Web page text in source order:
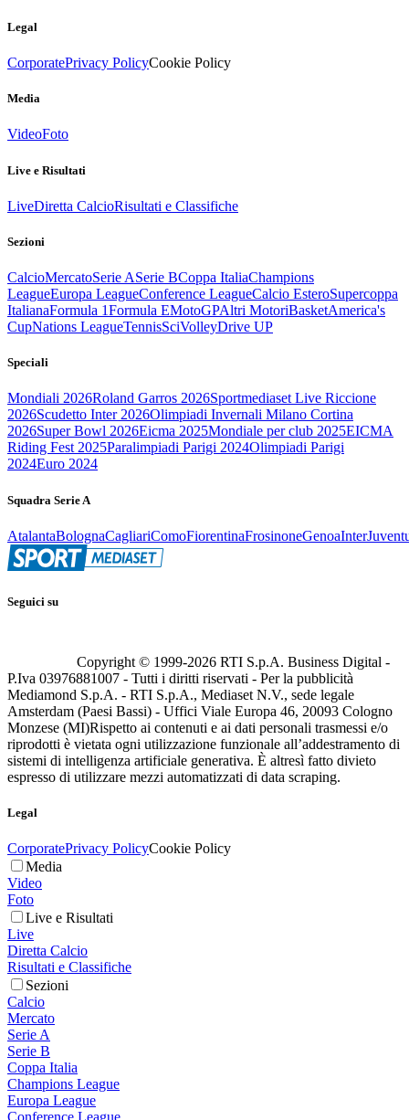
Legal
CorporatePrivacy PolicyCookie Policy
Media
VideoFoto
Live e Risultati
LiveDiretta CalcioRisultati e Classifiche
Sezioni
CalcioMercatoSerie ASerie BCoppa ItaliaChampions
LeagueEuropa LeagueConference LeagueCalcio EsteroSupercoppa
ItalianaFormula 1Formula EMotoGPAltri MotoriBasketAmerica's
CupNations LeagueTennisSciVolleyDrive UP
Speciali
Mondiali 2026Roland Garros 2026Sportmediaset Live Riccione
2026Scudetto Inter 2026Olimpiadi Invernali Milano Cortina
2026Super Bowl 2026Eicma 2025Mondiale per club 2025EICMA
Riding Fest 2025Paralimpiadi Parigi 2024Olimpiadi Parigi
2024Euro 2024
Squadra Serie A
AtalantaBolognaCagliariComoFiorentinaFrosinoneGenoaInter
Seguici su
Copyright © 1999-2026 RTI S.p.A. Business Digital -
P.Iva 03976881007 - Tutti i diritti riservati - Per la pubblicità
Mediamond S.p.A. - RTI S.p.A., Mediaset N.V., sede legale
Amsterdam (Paesi Bassi) - Uffici Viale Europa 46, 20093 Cologno
Monzese (MI)Rispetto ai contenuti e ai dati personali trasmessi e/o
riprodotti è vietata ogni utilizzazione funzionale all’addestramento di
sistemi di intelligenza artificiale generativa. È altresì fatto divieto
espresso di utilizzare mezzi automatizzati di data scraping.
Legal
CorporatePrivacy PolicyCookie Policy
Media
Video
Foto
Live e Risultati
Live
Diretta Calcio
Risultati e Classifiche
Sezioni
Calcio
Mercato
Serie A
Serie B
Coppa Italia
Champions League
Europa League